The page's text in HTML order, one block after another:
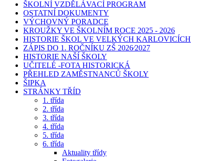
ŠKOLNÍ VZDĚLÁVACÍ PROGRAM
OSTATNÍ DOKUMENTY
VÝCHOVNÝ PORADCE
KROUŽKY VE ŠKOLNÍM ROCE 2025 - 2026
HISTORIE ŠKOL VE VELKÝCH KARLOVICÍCH
ZÁPIS DO 1. ROČNÍKU ZŠ 2026⁄2027
HISTORIE NAŠÍ ŠKOLY
UČITELÉ -FOTA HISTORICKÁ
PŘEHLED ZAMĚSTNANCŮ ŠKOLY
ŠIPKA
STRÁNKY TŘÍD
1. třída
2. třída
3. třída
4. třída
5. třída
6. třída
Aktuality třídy